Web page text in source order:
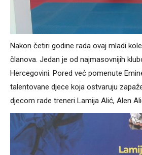
Nakon četiri godine rada ovaj mladi
članova. Jedan je od najmasovnijih
Hercegovini. Pored već pomenute
talentovane djece koja ostvaruju
djecom rade treneri Lamija Alić, Alen